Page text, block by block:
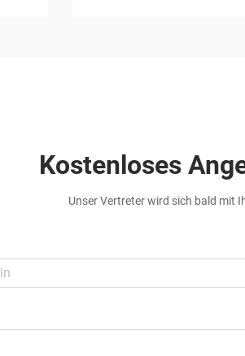
Kostenloses
Unser Vertreter wird sich bald mit